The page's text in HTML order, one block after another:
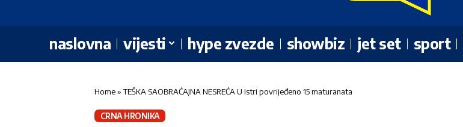
naslovna vijesti hype zvezde showbiz jet set sport
Home»TEŠKA SAOBRAĆAJNA NESREĆA U Istri povrijeđeno 15 maturanata
CRNA HRONIKA